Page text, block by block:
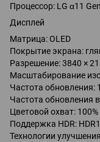
Процессор: LG α11
Дисплей
Матрица: OLED
Покрытие экрана:
Разрешение: 3840 ×
Масштабирование
Частота обновления:
Частота обновления
Цветовой охват: 100%
Поддержка HDR:
Технологии